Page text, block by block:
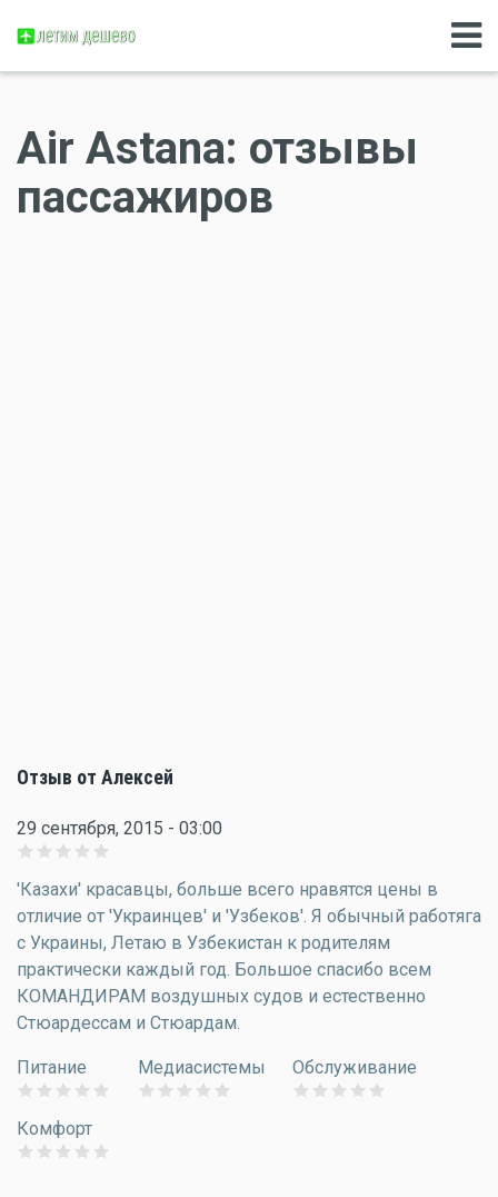
Air Astana: отзывы
пассажиров
Отзыв от Алексей
29 сентября, 2015 - 03:00
'Казахи' красавцы, больше всего нравятся цены в
отличие от 'Украинцев' и 'Узбеков'. Я обычный работяга
с Украины, Летаю в Узбекистан к родителям
практически каждый год. Большое спасибо всем
КОМАНДИРАМ воздушных судов и естественно
Стюардессам и Стюардам.
Питание Медиасистемы Обслуживание
Комфорт